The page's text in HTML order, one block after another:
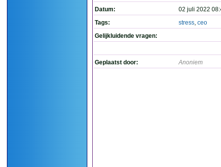
Datum:
02 juli 2022
Tags:
stress, ceo
Gelijkluidende vragen:
Geplaatst door: Anoniem